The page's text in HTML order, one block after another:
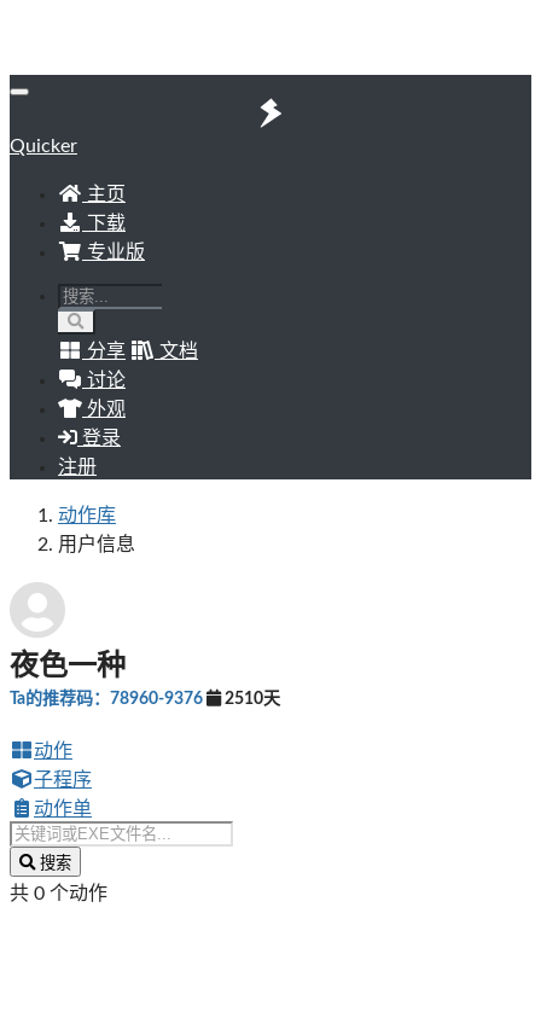
Quicker
主页
下载
专业版
分享
文档
讨论
外观
登录
注册
动作库
用户信息
夜色一种
Ta的推荐码：78960-9376 2510天
动作
子程序
动作单
搜索
共 0 个动作